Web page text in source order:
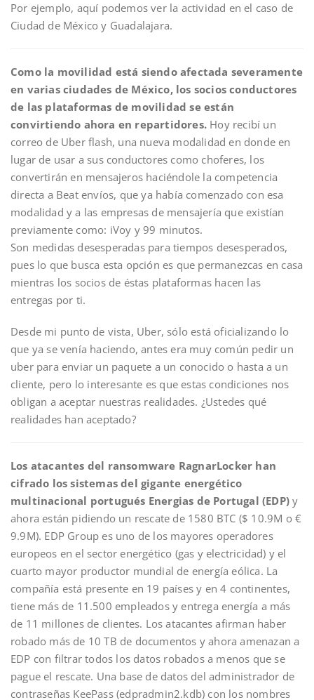
Por ejemplo, aquí podemos ver la actividad en el caso de
Ciudad de México y Guadalajara.
Como la movilidad está siendo afectada severamente
en varias ciudades de México, los socios conductores
de las plataformas de movilidad se están
convirtiendo ahora en repartidores. Hoy recibí un
correo de Uber flash, una nueva modalidad en donde en
lugar de usar a sus conductores como choferes, los
convertirán en mensajeros haciéndole la competencia
directa a Beat envíos, que ya había comenzado con esa
modalidad y a las empresas de mensajería que existían
previamente como: iVoy y 99 minutos.
Son medidas desesperadas para tiempos desesperados,
pues lo que busca esta opción es que permanezcas en casa
mientras los socios de éstas plataformas hacen las
entregas por ti.
Desde mi punto de vista, Uber, sólo está oficializando lo
que ya se venía haciendo, antes era muy común pedir un
uber para enviar un paquete a un conocido o hasta a un
cliente, pero lo interesante es que estas condiciones nos
obligan a aceptar nuestras realidades. ¿Ustedes qué
realidades han aceptado?
Los atacantes del ransomware RagnarLocker han
cifrado los sistemas del gigante energético
multinacional portugués Energias de Portugal (EDP) y
ahora están pidiendo un rescate de 1580 BTC ($ 10.9M o €
9.9M). EDP Group es uno de los mayores operadores
europeos en el sector energético (gas y electricidad) y el
cuarto mayor productor mundial de energía eólica. La
compañía está presente en 19 países y en 4 continentes,
tiene más de 11.500 empleados y entrega energía a más
de 11 millones de clientes. Los atacantes afirman haber
robado más de 10 TB de documentos y ahora amenazan a
EDP con filtrar todos los datos robados a menos que se
pague el rescate. Una base de datos del administrador de
contraseñas KeePass (edpradmin2.kdb) con los nombres